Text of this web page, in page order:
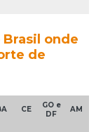
onde
de
CE
GO e
DF
AM